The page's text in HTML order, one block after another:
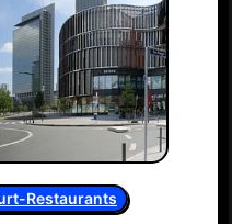
Restaurants